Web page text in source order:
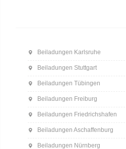
Beiladungen Karlsruhe
Beiladungen Stuttgart
Beiladungen Tübingen
Beiladungen Freiburg
Beiladungen Friedrichshafen
Beiladungen Aschaffenburg
Beiladungen Nürnberg